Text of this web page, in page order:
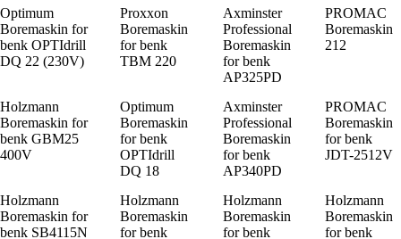
Optimum
Boremaskin for
benk OPTIdrill
DQ 22 (230V)
Proxxon
Boremaskin
for benk
TBM 220
Axminster
Professional
Boremaskin
for benk
AP325PD
PROMAC
Boremaskin
212
Holzmann
Boremaskin for
benk GBM25
400V
Optimum
Boremaskin
for benk
OPTIdrill
DQ 18
Axminster
Professional
Boremaskin
for benk
AP340PD
PROMAC
Boremaskin
for benk
JDT-2512V
Holzmann
Boremaskin for
benk SB4115N
Holzmann
Boremaskin
for benk
Holzmann
Boremaskin
for benk
Holzmann
Boremaskin
for benk